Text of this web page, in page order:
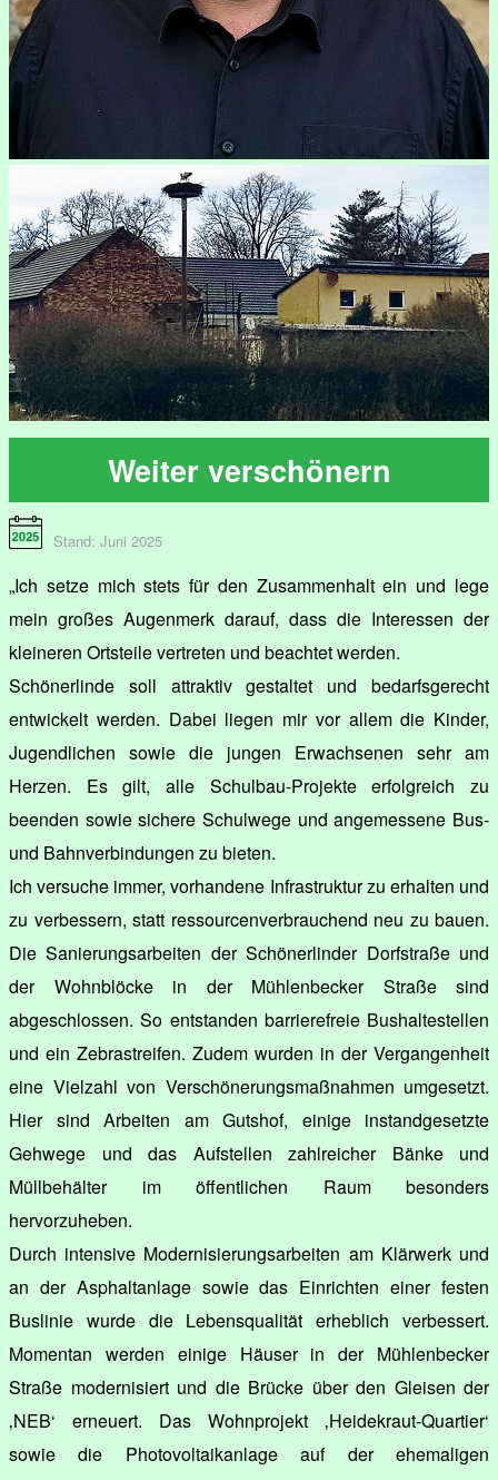
Weiter verschönern
Stand: Juni 2025
„Ich setze mich stets für den Zusammenhalt ein und lege
mein großes Augenmerk darauf, dass die Interessen der
kleineren Ortsteile vertreten und beachtet werden.
Schönerlinde soll attraktiv gestaltet und bedarfsgerecht
entwickelt werden. Dabei liegen mir vor allem die Kinder,
Jugendlichen sowie die jungen Erwachsenen sehr am
Herzen. Es gilt, alle Schulbau-Projekte erfolgreich zu
beenden sowie sichere Schulwege und angemessene Bus-
und Bahnverbindungen zu bieten.
Ich versuche immer, vorhandene Infrastruktur zu erhalten und
zu verbessern, statt ressourcenverbrauchend neu zu bauen.
Die Sanierungsarbeiten der Schönerlinder Dorfstraße und
der Wohnblöcke in der Mühlenbecker Straße sind
abgeschlossen. So entstanden barrierefreie Bushaltestellen
und ein Zebrastreifen. Zudem wurden in der Vergangenheit
eine Vielzahl von Verschönerungsmaßnahmen umgesetzt.
Hier sind Arbeiten am Gutshof, einige instandgesetzte
Gehwege und das Aufstellen zahlreicher Bänke und
Müllbehälter im öffentlichen Raum besonders
hervorzuheben.
Durch intensive Modernisierungsarbeiten am Klärwerk und
an der Asphaltanlage sowie das Einrichten einer festen
Buslinie wurde die Lebensqualität erheblich verbessert.
Momentan werden einige Häuser in der Mühlenbecker
Straße modernisiert und die Brücke über den Gleisen der
‚NEB‘ erneuert. Das Wohnprojekt ‚Heidekraut-Quartier‘
sowie die Photovoltaikanlage auf der ehemaligen